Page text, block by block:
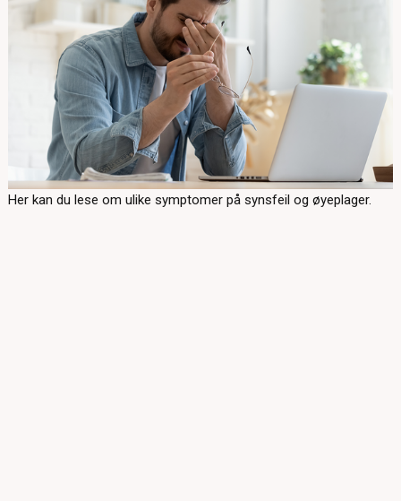
Her kan du lese om ulike symptomer på synsfeil og øyeplager.